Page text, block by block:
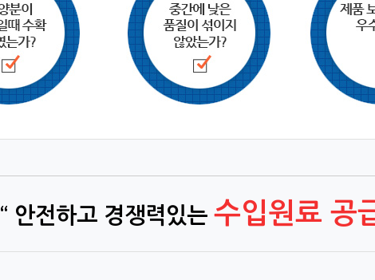
“ 안전하고 경쟁력있는 수입원료 공